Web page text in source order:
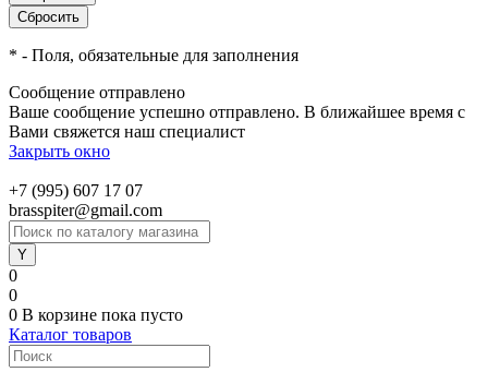
* - Поля, обязательные для заполнения
Сообщение отправлено
Ваше сообщение успешно отправлено. В ближайшее время с
Вами свяжется наш специалист
Закрыть окно
+7 (995) 607 17 07
brasspiter@gmail.com
0
0
0 В корзине пока пусто
Каталог товаров